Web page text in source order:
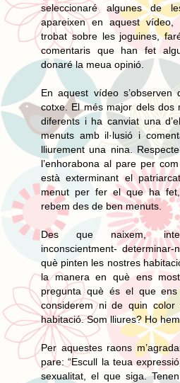
seleccionaré algunes de
apareixen en aquest
trobat sobre les joguines,
comentaris que han fet
donaré la meua opinió.
En aquest vídeo
cotxe. El més major dels dos
diferents i ha canviat una
menuts amb il·lusió i
lliurement una nina.
l’enhorabona al pare per
està exterminant el
menut per fer el que ha
rebem des de ben menuts.
Des que naixem,
inconscientment-
què pinten les nostres
la manera en què ens
pregunta què és el que
considerem ni de quin
habitació. Som lliures? Ho
Per aquestes raons
pare: “Escull la teua
sexualitat, el que siga.